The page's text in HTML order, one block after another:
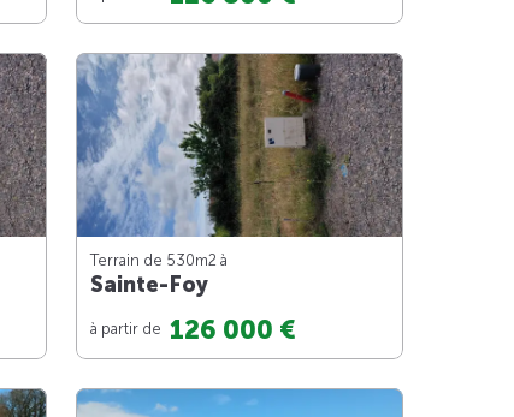
Terrain de 530m2 à
Sainte-Foy
à partir de 126 000 €